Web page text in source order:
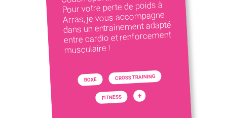
Pour votre perte de poids à
Arras, je vous accompagne
dans un entrainement adapté
entre cardio et renforcement
musculaire !
BOXE CROSS TRAINING
FITNESS +